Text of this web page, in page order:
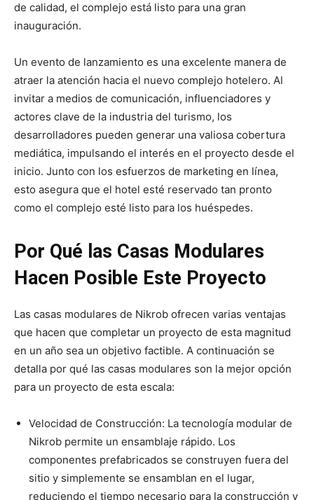
de calidad, el complejo está listo para una gran
inauguración.
Un evento de lanzamiento es una excelente manera de
atraer la atención hacia el nuevo complejo hotelero. Al
invitar a medios de comunicación, influenciadores y
actores clave de la industria del turismo, los
desarrolladores pueden generar una valiosa cobertura
mediática, impulsando el interés en el proyecto desde el
inicio. Junto con los esfuerzos de marketing en línea,
esto asegura que el hotel esté reservado tan pronto
como el complejo esté listo para los huéspedes.
Por Qué las Casas Modulares
Hacen Posible Este Proyecto
Las casas modulares de Nikrob ofrecen varias ventajas
que hacen que completar un proyecto de esta magnitud
en un año sea un objetivo factible. A continuación se
detalla por qué las casas modulares son la mejor opción
para un proyecto de esta escala:
Velocidad de Construcción: La tecnología modular de
Nikrob permite un ensamblaje rápido. Los
componentes prefabricados se construyen fuera del
sitio y simplemente se ensamblan en el lugar,
reduciendo el tiempo necesario para la construcción y